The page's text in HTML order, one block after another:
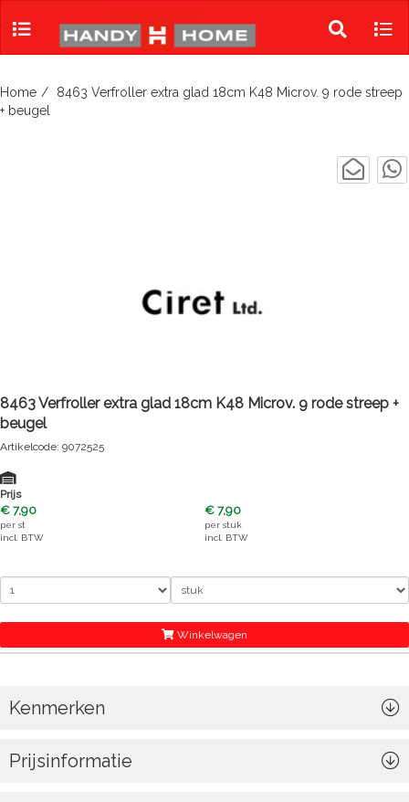
Toggle
search
Home
8463 Verfroller extra glad 18cm K48 Microv. 9 rode streep
+ beugel
8463 Verfroller extra glad 18cm K48 Microv. 9 rode streep +
beugel
Artikelcode: 9072525
Prijs
€ 7,90
per st
incl. BTW
€ 7,90
per stuk
incl. BTW
Winkelwagen
Kenmerken
Prijsinformatie